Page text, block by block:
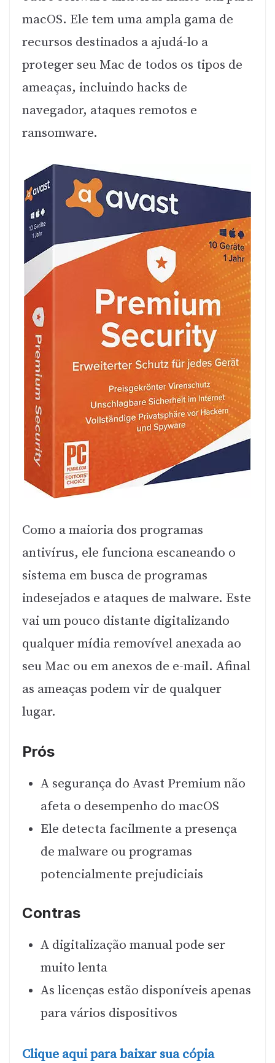
macOS. Ele tem uma ampla gama de
recursos destinados a ajudá-lo a
proteger seu Mac de todos os tipos de
ameaças, incluindo hacks de
navegador, ataques remotos e
ransomware.
Como a maioria dos programas
antivírus, ele funciona escaneando o
sistema em busca de programas
indesejados e ataques de malware. Este
vai um pouco distante digitalizando
qualquer mídia removível anexada ao
seu Mac ou em anexos de e-mail. Afinal
as ameaças podem vir de qualquer
lugar.
Prós
A segurança do Avast Premium não
afeta o desempenho do macOS
Ele detecta facilmente a presença
de malware ou programas
potencialmente prejudiciais
Contras
A digitalização manual pode ser
muito lenta
As licenças estão disponíveis apenas
para vários dispositivos
Clique aqui para baixar sua cópia